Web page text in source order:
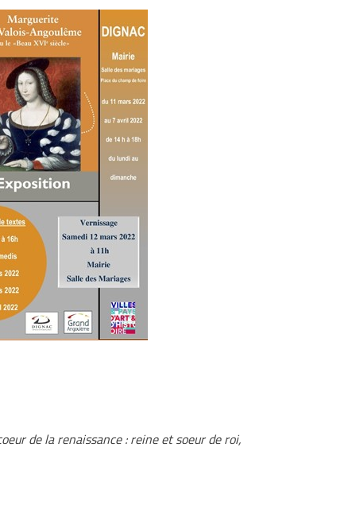
de la renaissance : reine et soeur de roi,